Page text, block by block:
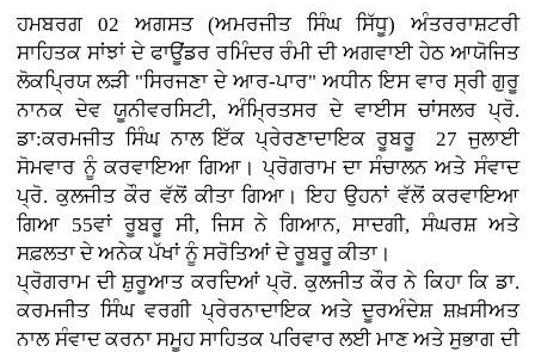
ਹਮਬਰਗ 02 ਅਗਸਤ (ਅਮਰਜੀਤ ਸਿੰਘ ਸਿੱਧੂ) ਅੰਤਰਰਾਸ਼ਟਰੀ
ਸਾਹਿਤਕ ਸਾਂਝਾਂ ਦੇ ਫਾਊਂਡਰ ਰਮਿੰਦਰ ਰੰਮੀ ਦੀ ਅਗਵਾਈ ਹੇਠ ਆਯੋਜਿਤ
ਲੋਕਪ੍ਰਿਯ ਲੜੀ "ਸਿਰਜਣਾ ਦੇ ਆਰ-ਪਾਰ" ਅਧੀਨ ਇਸ ਵਾਰ ਸ੍ਰੀ ਗੁਰੂ
ਨਾਨਕ ਦੇਵ ਯੂਨੀਵਰਸਿਟੀ, ਅੰਮ੍ਰਿਤਸਰ ਦੇ ਵਾਈਸ ਚਾਂਸਲਰ ਪ੍ਰੋ.
ਡਾ:ਕਰਮਜੀਤ ਸਿੰਘ ਨਾਲ ਇੱਕ ਪ੍ਰੇਰਣਾਦਾਇਕ ਰੂਬਰੂ 27 ਜੁਲਾਈ
ਸੋਮਵਾਰ ਨੂੰ ਕਰਵਾਇਆ ਗਿਆ। ਪ੍ਰੋਗਰਾਮ ਦਾ ਸੰਚਾਲਨ ਅਤੇ ਸੰਵਾਦ
ਪ੍ਰੋ. ਕੁਲਜੀਤ ਕੌਰ ਵੱਲੋਂ ਕੀਤਾ ਗਿਆ। ਇਹ ਉਹਨਾਂ ਵੱਲੋਂ ਕਰਵਾਇਆ
ਗਿਆ 55ਵਾਂ ਰੂਬਰੂ ਸੀ, ਜਿਸ ਨੇ ਗਿਆਨ, ਸਾਦਗੀ, ਸੰਘਰਸ਼ ਅਤੇ
ਸਫ਼ਲਤਾ ਦੇ ਅਨੇਕ ਪੱਖਾਂ ਨੂੰ ਸਰੋਤਿਆਂ ਦੇ ਰੂਬਰੂ ਕੀਤਾ।
ਪ੍ਰੋਗਰਾਮ ਦੀ ਸ਼ੁਰੂਆਤ ਕਰਦਿਆਂ ਪ੍ਰੋ. ਕੁਲਜੀਤ ਕੌਰ ਨੇ ਕਿਹਾ ਕਿ ਡਾ.
ਕਰਮਜੀਤ ਸਿੰਘ ਵਰਗੀ ਪ੍ਰੇਰਨਾਦਾਇਕ ਅਤੇ ਦੂਰਅੰਦੇਸ਼ ਸ਼ਖ਼ਸੀਅਤ
ਨਾਲ ਸੰਵਾਦ ਕਰਨਾ ਸਮੂਹ ਸਾਹਿਤਕ ਪਰਿਵਾਰ ਲਈ ਮਾਣ ਅਤੇ ਸੁਭਾਗ ਦੀ